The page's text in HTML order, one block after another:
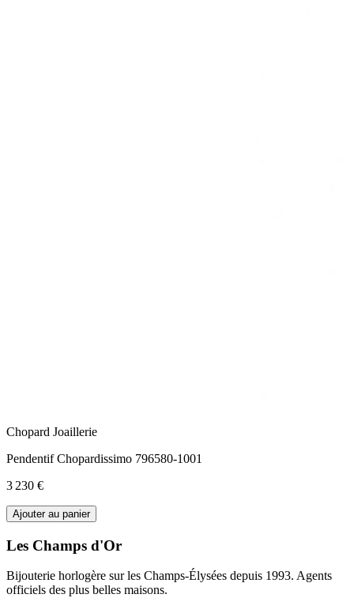
Chopard Joaillerie
Pendentif Chopardissimo 796580-1001
3 230 €
Ajouter au panier
Les Champs d'Or
Bijouterie horlogère sur les Champs-Élysées depuis 1993. Agents
officiels des plus belles maisons.